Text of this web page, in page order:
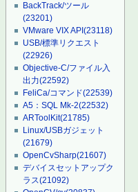
BackTrack/ツール
(23201)
VMware VIX API(23118)
USB/標準リクエスト
(22926)
Objective-C/ファイル入
出力(22592)
FeliCa/コマンド(22539)
A5：SQL Mk-2(22532)
ARToolKit(21785)
Linux/USBガジェット
(21679)
OpenCvSharp(21607)
デバイスセットアップク
ラス(21092)